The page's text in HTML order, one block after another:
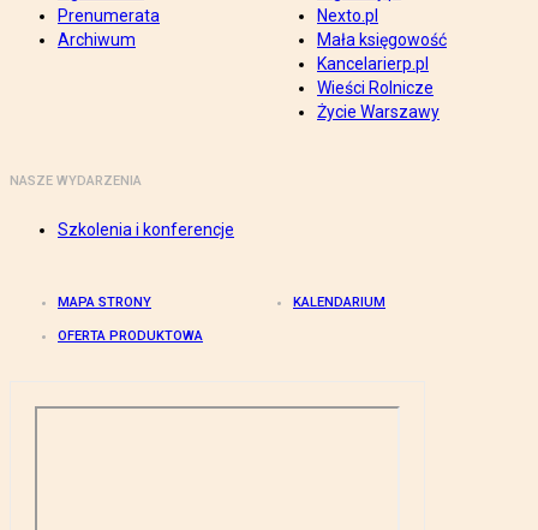
Prenumerata
Archiwum
Nexto.pl
Mała księgowość
Kancelarierp.pl
Wieści Rolnicze
Życie Warszawy
NASZE WYDARZENIA
Szkolenia i konferencje
MAPA STRONY KALENDARIUM
OFERTA PRODUKTOWA